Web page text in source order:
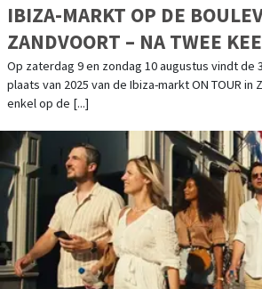
IBIZA-MARKT OP DE
ZANDVOORT – NA TWEE
HET WEER GAAN WE VOOR
MOOI WEEKEND!
Op zaterdag 9 en zondag 10 augustus vindt de
plaats van 2025 van de Ibiza-markt ON TOUR
enkel op de [...]